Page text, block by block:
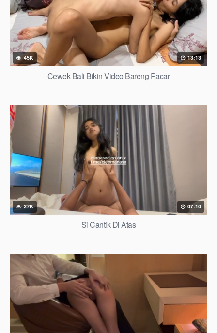
45K 13:13
Cewek Bali Bikin Video Bareng Pacar
27K 07:10
Si Cantik Di Atas